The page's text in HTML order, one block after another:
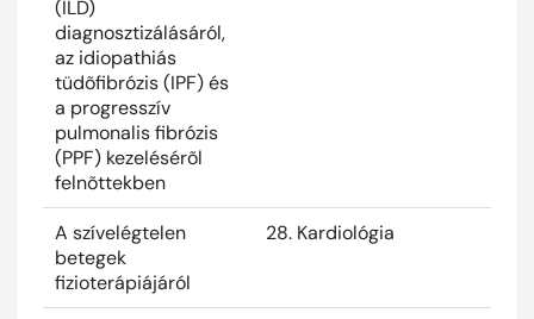
(ILD)
diagnosztizálásáról,
az idiopathiás
tüdõfibrózis (IPF) és
a progresszív
pulmonalis fibrózis
(PPF) kezelésérõl
felnõttekben
A szívelégtelen
betegek
fizioterápiájáról
28. Kardiológia